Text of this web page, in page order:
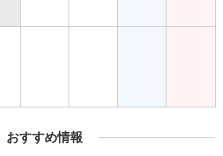
おすすめ情報